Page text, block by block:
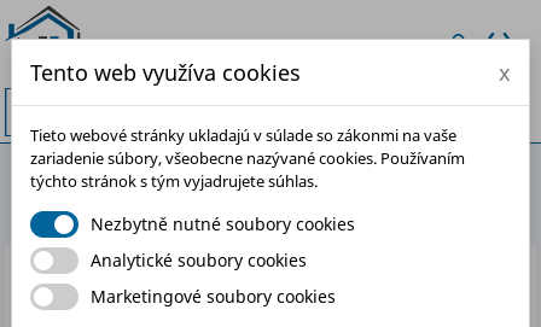
 
NOVÉ PRODUKTY
Ospravedlňujeme sa za nepríjemnosti.
Tento web využíva cookies x
Tieto webové stránky ukladajú v súlade so zákonmi na vaše
zariadenie súbory, všeobecne nazývané cookies. Používaním
týchto stránok s tým vyjadrujete súhlas.
Nezbytně nutné soubory cookies
Analytické soubory cookies
Marketingové soubory cookies